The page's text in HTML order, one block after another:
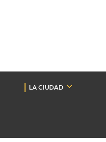
LA CIUDAD